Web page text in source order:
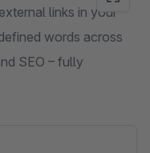
links in your
words across
SEO – fully